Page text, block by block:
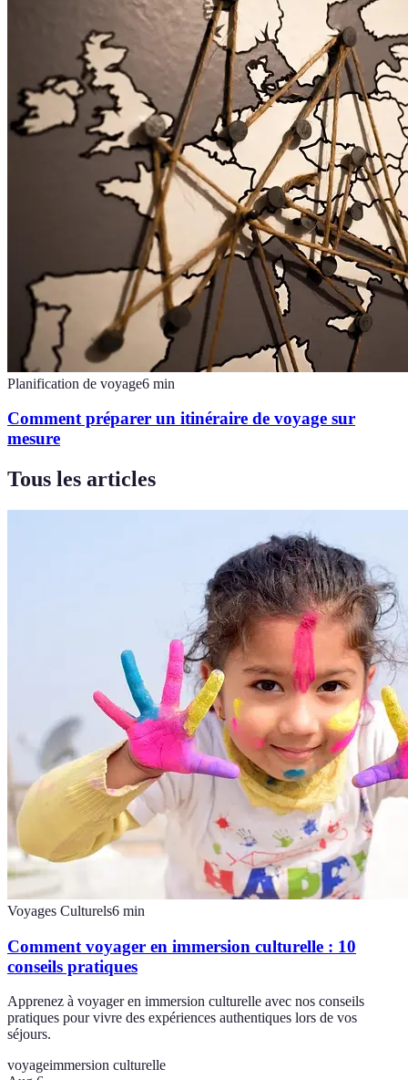
Planification de voyage6 min
Comment préparer un itinéraire de voyage sur
mesure
Tous les articles
Voyages Culturels6 min
Comment voyager en immersion culturelle : 10
conseils pratiques
Apprenez à voyager en immersion culturelle avec nos conseils
pratiques pour vivre des expériences authentiques lors de vos
séjours.
voyageimmersion culturelle